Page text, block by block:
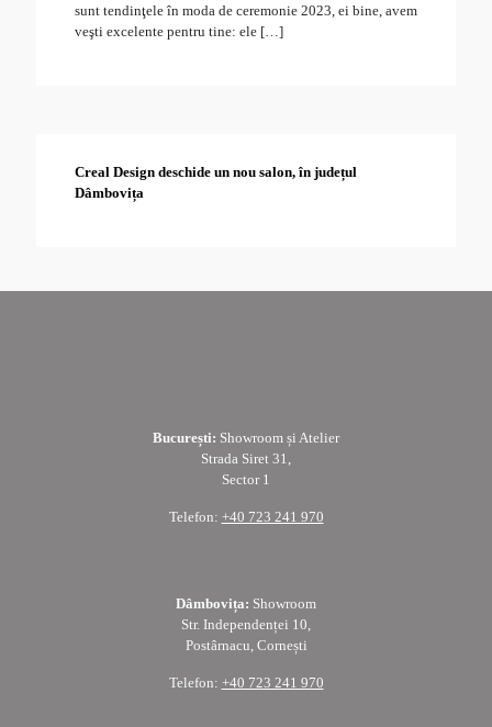
sunt tendinţele în moda de ceremonie 2023, ei bine, avem
veşti excelente pentru tine: ele […]
Creal Design deschide un nou salon, în județul
Dâmbovița
București: Showroom și Atelier
Strada Siret 31,
Sector 1
Telefon: +40 723 241 970
Dâmbovița: Showroom
Str. Independenței 10,
Postârnacu, Cornești
Telefon: +40 723 241 970